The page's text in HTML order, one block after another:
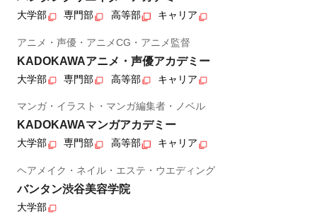
大学部 専門部 高等部 キャリア
アニメ・声優・アニメCG・アニメ監督
KADOKAWAアニメ・声優アカデミー
大学部 専門部 高等部 キャリア
マンガ・イラスト・マンガ編集者・ノベル
KADOKAWAマンガアカデミー
大学部 専門部 高等部 キャリア
ヘアメイク・ネイル・エステ・ウエディング
バンタン渋谷美容学院
大学部